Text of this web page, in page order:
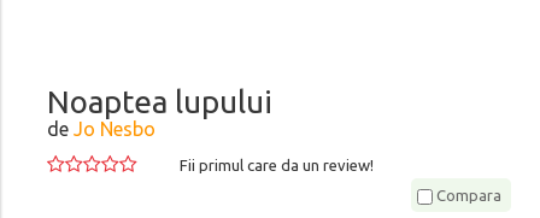
Noaptea lupului
de Jo Nesbo
Fii primul care da un review!
Compara